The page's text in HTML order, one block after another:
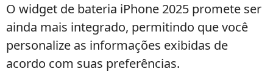
O widget de bateria iPhone 2025 promete ser
ainda mais integrado, permitindo que você
personalize as informações exibidas de
acordo com suas preferências.